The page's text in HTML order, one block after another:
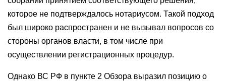
которое не подтверждалось нотариусом. Такой подход
был широко распространен и не вызывал вопросов со
стороны органов власти, в том числе при
осуществлении регистрационных процедур.
Однако ВС РФ в пункте 2 Обзора выразил позицию о